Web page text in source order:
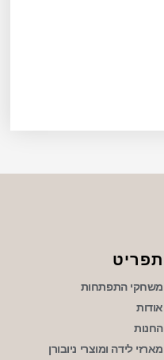
תפריט
משחקי התפתחות
אודות
החנות
מארזי לידה ומוצרי ניובורן